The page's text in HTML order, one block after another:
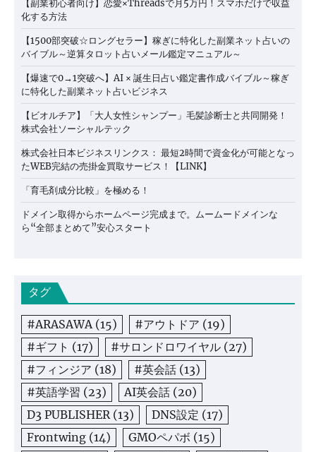
【副業初心者向け】恋愛×Threadsで月5万円！スマホだけで収益
化する方法
【1500部突破☆ロングセラー】稼ぎに特化した副業ネット占いの
バイブル～逆算タロット占いメール鑑定マニュアル～
【爆速で0→1突破へ】AI × 誕生日占い鑑定書作成バイブル～稼ぎ
に特化した副業ネット占いビジネス
【ビオルチア】「大人女性シャンプー」毛髪診断士と共同開発！
株式会社ソーシャルテック
株式会社日本ビジネスリンクス： 最短2時間で資金化が可能となっ
たWEB完結の売掛金買取サービス！【LINK】
「育毛剤成分比較」を極める！
ドメイン取得からホームページ完成まで。ムームードメインな
ら“全部まとめて”安心スタート
タグ
#ARASAWA(15) #アウトドア (19)
#ギフト (17) #サロンドロワイヤル (27)
#フィンジア (18) #英会話 (13)
#英語学習 (23) AI英会話 (20)
D3 PUBLISHER(13) DNS設定 (17)
Frontwing (14) GMOペパボ (15)